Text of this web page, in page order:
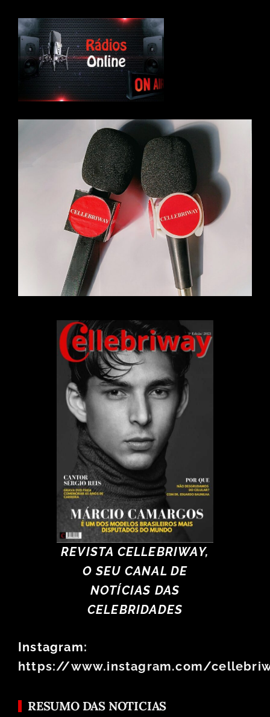
REVISTA CELLEBRIWAY,
O SEU CANAL DE
NOTÍCIAS DAS
CELEBRIDADES
Instagram:
https://www.instagram.com/
RESUMO DAS NOTICIAS